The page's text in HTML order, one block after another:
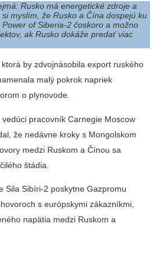
Rusko má energetické zdroje a
myslím, že Rusko a Čína dospejú ku
of Siberia-2 čoskoro a možno
, ak Rusko dokáže predať viac
by zdvojnásobila export ruského
malý pokrok napriek
o plynovode.
pracovník Carnegie Moscow
že nedávne kroky s Mongolskom
medzi Ruskom a Čínou sa
štádia.
Sila Sibíri-2 poskytne Gazpromu
s európskymi zákazníkmi,
napätia medzi Ruskom a